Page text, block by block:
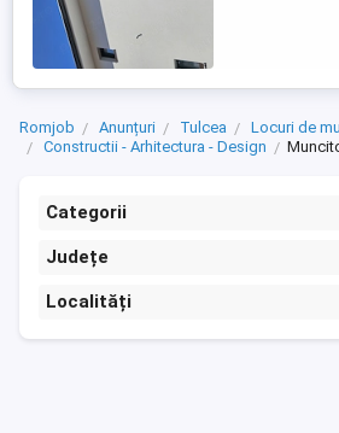
Romjob Anunțuri Tulcea
Locuri de
Constructii - Arhitectura - Design
Categorii
Județe
Localități